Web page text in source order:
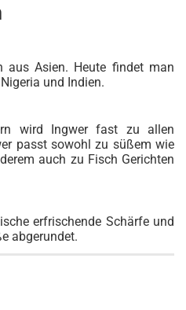
aus Asien. Heute findet man
und Indien.
wird Ingwer fast zu allen
passt sowohl zu süßem wie
auch zu Fisch Gerichten
erfrischende Schärfe und
abgerundet.